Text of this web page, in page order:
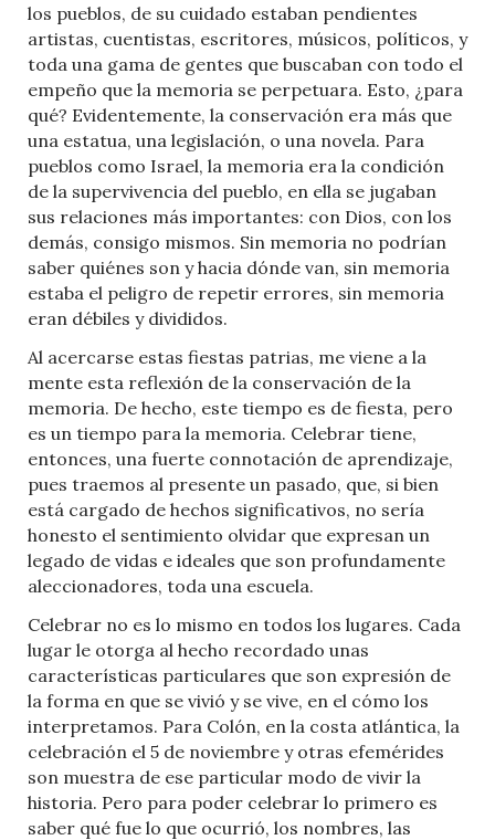
los pueblos, de su cuidado estaban pendientes
artistas, cuentistas, escritores, músicos, políticos, y
toda una gama de gentes que buscaban con todo el
empeño que la memoria se perpetuara. Esto, ¿para
qué? Evidentemente, la conservación era más que
una estatua, una legislación, o una novela. Para
pueblos como Israel, la memoria era la condición
de la supervivencia del pueblo, en ella se jugaban
sus relaciones más importantes: con Dios, con los
demás, consigo mismos. Sin memoria no podrían
saber quiénes son y hacia dónde van, sin memoria
estaba el peligro de repetir errores, sin memoria
eran débiles y divididos.
Al acercarse estas fiestas patrias, me viene a la
mente esta reflexión de la conservación de la
memoria. De hecho, este tiempo es de fiesta, pero
es un tiempo para la memoria. Celebrar tiene,
entonces, una fuerte connotación de aprendizaje,
pues traemos al presente un pasado, que, si bien
está cargado de hechos significativos, no sería
honesto el sentimiento olvidar que expresan un
legado de vidas e ideales que son profundamente
aleccionadores, toda una escuela.
Celebrar no es lo mismo en todos los lugares. Cada
lugar le otorga al hecho recordado unas
características particulares que son expresión de
la forma en que se vivió y se vive, en el cómo los
interpretamos. Para Colón, en la costa atlántica, la
celebración el 5 de noviembre y otras efemérides
son muestra de ese particular modo de vivir la
historia. Pero para poder celebrar lo primero es
saber qué fue lo que ocurrió, los nombres, las